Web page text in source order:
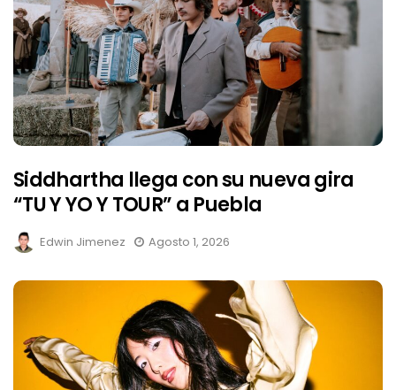
Siddhartha llega con su nueva gira
“TU Y YO Y TOUR” a Puebla
Edwin Jimenez Agosto 1, 2026